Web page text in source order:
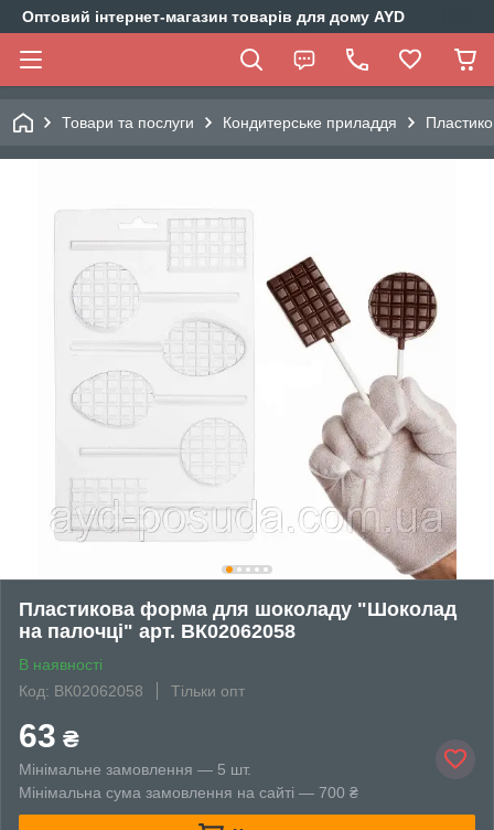
Оптовий інтернет-магазин товарів для дому AYD
Товари та послуги Кондитерське приладдя
Пластикова форма для шоколаду "Шоколад
на палочці" арт. ВК02062058
В наявності
Код: ВК02062058
Тільки опт
63 ₴
Мінімальне замовлення — 5 шт.
Мінімальна сума замовлення на сайті — 700 ₴